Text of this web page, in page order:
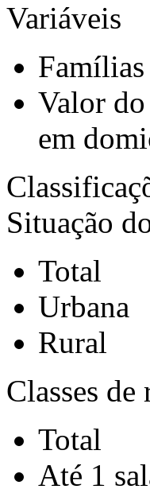
Variáveis
Valor
em
Situação
Total
Urbana
Rural
Classes
Total
Até 1